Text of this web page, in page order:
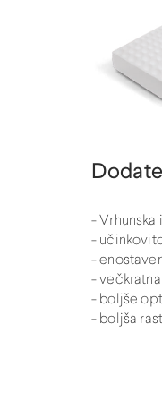
- Vrhunska
-
-
-
- boljše
- boljša